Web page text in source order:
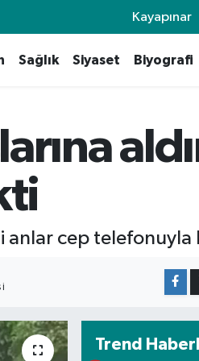
Kayapınar
Sağlık Siyaset Biyografi
anlar cep telefonuyla
Trend